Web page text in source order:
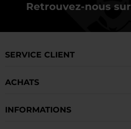
Retrouvez-nous sur
SERVICE CLIENT
ACHATS
INFORMATIONS